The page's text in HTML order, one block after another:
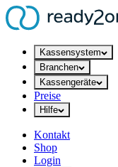
Kassensystem
Branchen
Kassengeräte
Preise
Hilfe
Kontakt
Shop
Login